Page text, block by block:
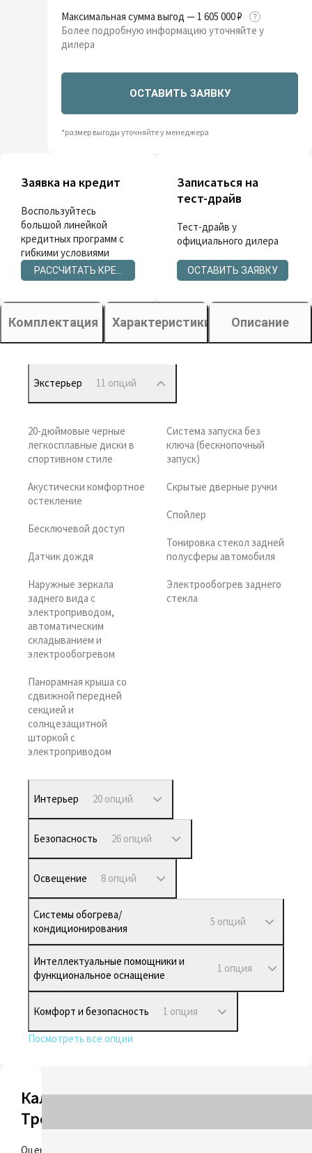
Максимальная сумма выгод — 1 605 000 ₽
Более подробную информацию уточняйте у
дилера
ОСТАВИТЬ ЗАЯВКУ
*размер выгоды уточняйте у менеджера
Заявка на кредит
Воспользуйтесь
большой линейкой
кредитных программ с
гибкими условиями
РАССЧИТАТЬ КРЕДИТ
Записаться на
тест-драйв
Тест-драйв у
официального дилера
ОСТАВИТЬ ЗАЯВКУ
Комплектация Характеристики Описание
Экстерьер 11 опций
20-дюймовые черные
легкосплавные диски в
спортивном стиле
Акустически комфортное
остекление
Бесключевой доступ
Датчик дождя
Наружные зеркала
заднего вида с
электроприводом,
автоматическим
складыванием и
электрообогревом
Панорамная крыша со
сдвижной передней
секцией и
солнцезащитной
шторкой с
электроприводом
Система запуска без
ключа (бескнопочный
запуск)
Скрытые дверные ручки
Спойлер
Тонировка стекол задней
полусферы автомобиля
Электрообогрев заднего
стекла
Интерьер 20 опций
Безопасность 26 опций
Освещение 8 опций
Системы обогрева/
кондиционирования
5 опций
Интеллектуальные помощники и
функциональное оснащение
1 опция
Комфорт и безопасность 1 опция
Посмотреть все опции
Калькулятор
Трейд-ин
Оцените свой